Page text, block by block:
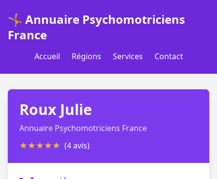
🤸 Annuaire Psychomotriciens
France
Accueil Régions Services Contact
Roux Julie
Annuaire Psychomotriciens France
★★★★★ (4 avis)